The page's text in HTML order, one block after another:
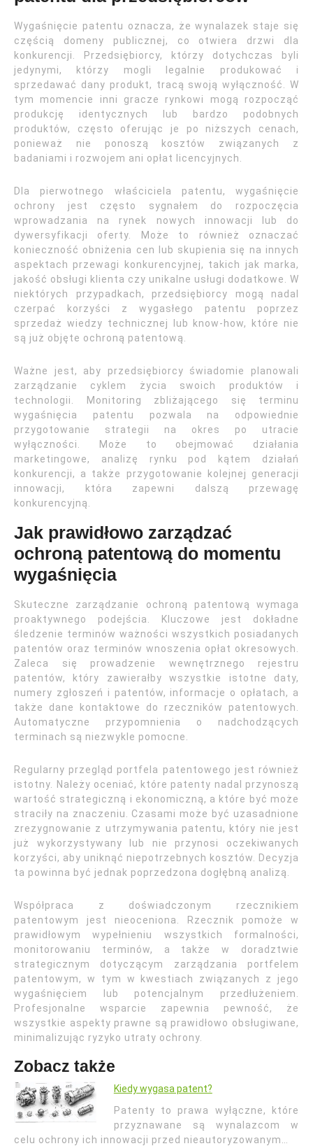
Wygaśnięcie patentu oznacza, że wynalazek staje się
częścią domeny publicznej, co otwiera drzwi dla
konkurencji. Przedsiębiorcy, którzy dotychczas byli
jedynymi, którzy mogli legalnie produkować i
sprzedawać dany produkt, tracą swoją wyłączność. W
tym momencie inni gracze rynkowi mogą rozpocząć
produkcję identycznych lub bardzo podobnych
produktów, często oferując je po niższych cenach,
ponieważ nie ponoszą kosztów związanych z
badaniami i rozwojem ani opłat licencyjnych.
Dla pierwotnego właściciela patentu, wygaśnięcie
ochrony jest często sygnałem do rozpoczęcia
wprowadzania na rynek nowych innowacji lub do
dywersyfikacji oferty. Może to również oznaczać
konieczność obniżenia cen lub skupienia się na innych
aspektach przewagi konkurencyjnej, takich jak marka,
jakość obsługi klienta czy unikalne usługi dodatkowe. W
niektórych przypadkach, przedsiębiorcy mogą nadal
czerpać korzyści z wygasłego patentu poprzez
sprzedaż wiedzy technicznej lub know-how, które nie
są już objęte ochroną patentową.
Ważne jest, aby przedsiębiorcy świadomie planowali
zarządzanie cyklem życia swoich produktów i
technologii. Monitoring zbliżającego się terminu
wygaśnięcia patentu pozwala na odpowiednie
przygotowanie strategii na okres po utracie
wyłączności. Może to obejmować działania
marketingowe, analizę rynku pod kątem działań
konkurencji, a także przygotowanie kolejnej generacji
innowacji, która zapewni dalszą przewagę
konkurencyjną.
Jak prawidłowo zarządzać
ochroną patentową do momentu
wygaśnięcia
Skuteczne zarządzanie ochroną patentową wymaga
proaktywnego podejścia. Kluczowe jest dokładne
śledzenie terminów ważności wszystkich posiadanych
patentów oraz terminów wnoszenia opłat okresowych.
Zaleca się prowadzenie wewnętrznego rejestru
patentów, który zawierałby wszystkie istotne daty,
numery zgłoszeń i patentów, informacje o opłatach, a
także dane kontaktowe do rzeczników patentowych.
Automatyczne przypomnienia o nadchodzących
terminach są niezwykle pomocne.
Regularny przegląd portfela patentowego jest również
istotny. Należy oceniać, które patenty nadal przynoszą
wartość strategiczną i ekonomiczną, a które być może
straciły na znaczeniu. Czasami może być uzasadnione
zrezygnowanie z utrzymywania patentu, który nie jest
już wykorzystywany lub nie przynosi oczekiwanych
korzyści, aby uniknąć niepotrzebnych kosztów. Decyzja
ta powinna być jednak poprzedzona dogłębną analizą.
Współpraca z doświadczonym rzecznikiem
patentowym jest nieoceniona. Rzecznik pomoże w
prawidłowym wypełnieniu wszystkich formalności,
monitorowaniu terminów, a także w doradztwie
strategicznym dotyczącym zarządzania portfelem
patentowym, w tym w kwestiach związanych z jego
wygaśnięciem lub potencjalnym przedłużeniem.
Profesjonalne wsparcie zapewnia pewność, że
wszystkie aspekty prawne są prawidłowo obsługiwane,
minimalizując ryzyko utraty ochrony.
Zobacz także
Kiedy wygasa patent?
Patenty to prawa wyłączne, które
przyznawane są wynalazcom w
celu ochrony ich innowacji przed nieautoryzowanym…